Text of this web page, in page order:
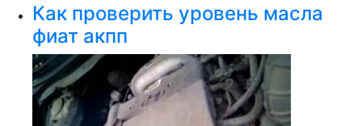
Как проверить уровень масла
фиат акпп